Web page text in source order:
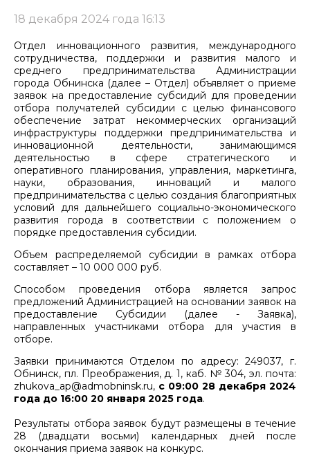
18 декабря 2024 года 16:13
Отдел инновационного развития, международного
сотрудничества, поддержки и развития малого и
среднего предпринимательства Администрации
города Обнинска (далее – Отдел) объявляет о приеме
заявок на предоставление субсидий для проведении
отбора получателей субсидии с целью финансового
обеспечение затрат некоммерческих организаций
инфраструктуры поддержки предпринимательства и
инновационной деятельности, занимающимся
деятельностью в сфере стратегического и
оперативного планирования, управления, маркетинга,
науки, образования, инноваций и малого
предпринимательства с целью создания благоприятных
условий для дальнейшего социально-экономического
развития города в соответствии с положением о
порядке предоставления субсидии.
Объем распределяемой субсидии в рамках отбора
составляет – 10 000 000 руб.
Способом проведения отбора является запрос
предложений Администрацией на основании заявок на
предоставление Субсидии (далее - Заявка),
направленных участниками отбора для участия в
отборе.
Заявки принимаются Отделом по адресу: 249037, г.
Обнинск, пл. Преображения, д. 1, каб. № 304, эл. почта:
zhukova_ap@admobninsk.ru, с 09:00 28 декабря 2024
года до 16:00 20 января 2025 года.
Результаты отбора заявок будут размещены в течение
28 (двадцати восьми) календарных дней после
окончания приема заявок на конкурс.